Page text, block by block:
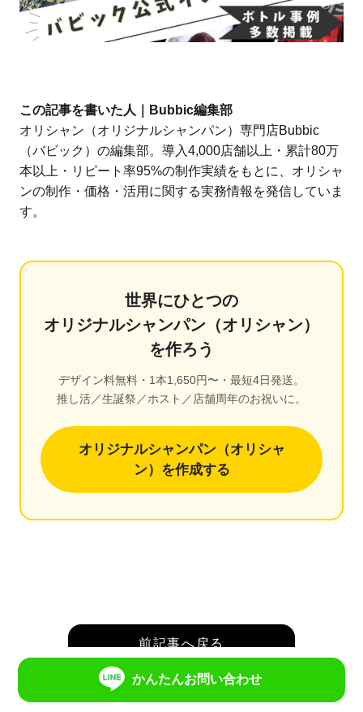
かんたんお問い合わせ
この記事を書いた人｜Bubbic編集部
オリシャン（オリジナルシャンパン）専門店Bubbic
（バビック）の編集部。導入4,000店舗以上・累計80万
本以上・リピート率95%の制作実績をもとに、オリシャ
ンの制作・価格・活用に関する実務情報を発信していま
す。
世界にひとつの
オリジナルシャンパン（オリシャン）
を作ろう
デザイン料無料・1本1,650円〜・最短4日発送。
推し活／生誕祭／ホスト／店舗周年のお祝いに。
オリジナルシャンパン（オリシャ
ン）を作成する
前記事へ戻る
一覧へ戻る